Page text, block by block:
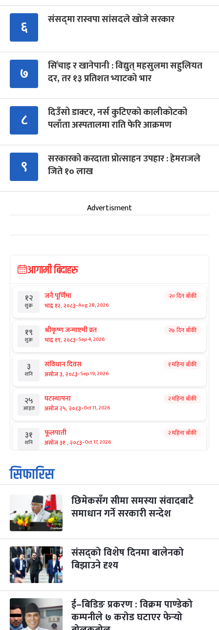
६ संसद्‍मा रास्वपा सांसदले खोजे सरकार
७
सिँचाइ र खानेपानी : विद्युत् महसुलमा सहुलियत
दर, तर १३ प्रतिशत भ्याटको भार
८
दिउँसो डाक्टर, नर्स कुटिएको कालीकोटको
पलाँता अस्पतालमा राति फेरि आक्रमण
९
सरकारको करदाता प्रोत्साहन उपहार : हेमराजले
जिते १० लाख
Advertisment
आगामी बिदाहरु
१२
शुक्र
जनै पूर्णिमा
भाद्र १२, २०८३-Aug 28, 2026
२० दिन बाँकी
१९
शुक्र
श्रीकृष्ण जन्माष्टमी व्रत
भाद्र १९, २०८३-Sep 4, 2026
२७ दिन बाँकी
३
शनि
संविधान दिवस
असोज ३, २०८३-Sep 19, 2026
१ महिना बाँकी
२५
आइत
घटस्थापना
असोज २५, २०८३-Oct 11, 2026
२ महिना बाँकी
३१
शनि
फूलपाती
असोज ३१ , २०८३-Oct 17, 2026
२ महिना बाँकी
१
आइत
कार्तिक सङ्क्रान्ति
कार्तिक १, २०८३
३
मंगल
महानवमी
कार्तिक ३, २०८३-Oct 20, 2026
२ महिना बाँकी
४
बुध कार्तिक ४, २०८३ Oct 21, 2026
५
बिहि
पापा‌ङ्कुशा एकादशी व्रत
कार्तिक ५, २०८३
२२
आइत
कुकुर तिहार
कार्तिक २२, २०८३-Nov 8, 2026
३ महिना बाँकी
सिफारिस
छिमेकसँग सीमा समस्या संवादबाटै
समाधान गर्ने सरकारी सन्देश
संसद्को विशेष दिनमा बालेनको
बिझाउने दृश्य
ई–बिडिङ प्रकरण : विक्रम पाण्डेको
कम्पनीले ७ करोड घटाएर फेर्‍यो